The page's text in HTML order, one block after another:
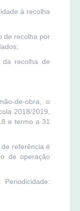
à recolha
de recolha por
recolha de
de-obra, o
2018/2019,
e termo a 31
referência é
de operação